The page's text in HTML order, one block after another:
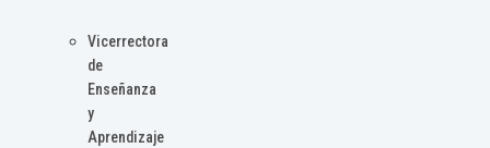
Vicerrectora
de
Enseñanza
y
Aprendizaje